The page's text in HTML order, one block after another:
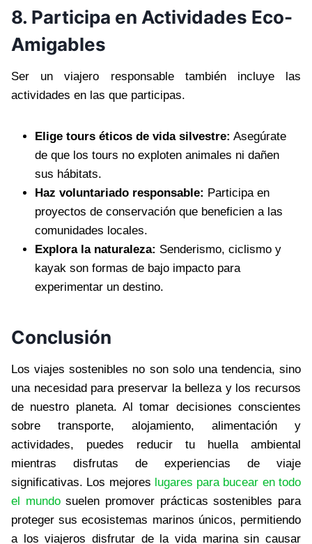
8. Participa en Actividades Eco-
Amigables
Ser un viajero responsable también incluye las
actividades en las que participas.
Elige tours éticos de vida silvestre: Asegúrate
de que los tours no exploten animales ni dañen
sus hábitats.
Haz voluntariado responsable: Participa en
proyectos de conservación que beneficien a las
comunidades locales.
Explora la naturaleza: Senderismo, ciclismo y
kayak son formas de bajo impacto para
experimentar un destino.
Conclusión
Los viajes sostenibles no son solo una tendencia, sino
una necesidad para preservar la belleza y los recursos
de nuestro planeta. Al tomar decisiones conscientes
sobre transporte, alojamiento, alimentación y
actividades, puedes reducir tu huella ambiental
mientras disfrutas de experiencias de viaje
significativas. Los mejores lugares para bucear en todo
el mundosuelen promover prácticas sostenibles para
proteger sus ecosistemas marinos únicos, permitiendo
a los viajeros disfrutar de la vida marina sin causar